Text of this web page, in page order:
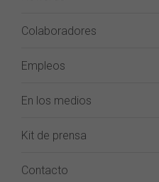
Colaboradores
Empleos
En los medios
Kit de prensa
Contacto